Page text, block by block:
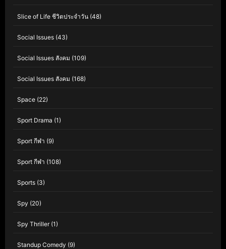
Slice of Life ชีวิตประจำวัน (48)
Social Issues (43)
Social Issues สังคม (109)
Social Issues สังคม (168)
Space (22)
Sport Drama (1)
Sport กีฬา (9)
Sport กีฬา (108)
Sports (3)
Spy (20)
Spy Thriller(1)
Standup Comedy (9)